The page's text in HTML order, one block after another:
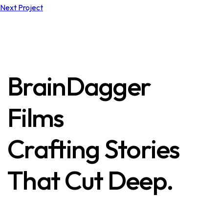
Next Project
BrainDagger
Films
Crafting Stories
That Cut Deep.